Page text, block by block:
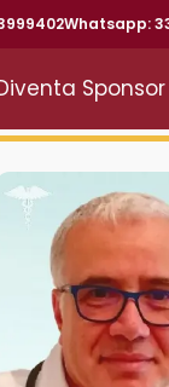
Whatsapp:
Sponsor